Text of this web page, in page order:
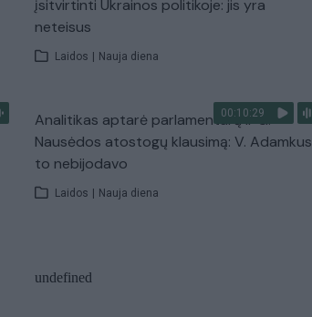
įsitvirtinti Ukrainos politikoje: jis yra
neteisus
Laidos | Nauja diena
00:10:29
Analitikas aptarė parlamentarų ir G.
Nausėdos atostogų klausimą: V. Adamkus
to nebijodavo
Laidos | Nauja diena